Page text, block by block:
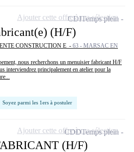
(H/F)
CONSTRUCTION E - 63 - MARSAC EN
nous recherchons un menuisier fabricant H/F
interviendrez principalement en atelier pour la
Soyez parmi les 1ers à postuler
CDITemps plein
Ajouter cette offre à ma sélection
(H/F)
CDDTemps plein
Ajouter cette offre à ma sélection